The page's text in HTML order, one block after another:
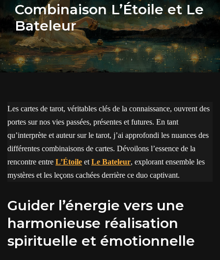
Combinaison L’Étoile et Le
Bateleur
Les cartes de tarot, véritables clés de la connaissance, ouvrent des
portes sur nos vies passées, présentes et futures. En tant
qu’interprète et auteur sur le tarot, j’ai approfondi les nuances des
différentes combinaisons de cartes. Dévoilons l’essence de la
rencontre entre L’Étoile et Le Bateleur, explorant ensemble les
mystères et les leçons cachées derrière ce duo captivant.
Guider l’énergie vers une
harmonieuse réalisation
spirituelle et émotionnelle